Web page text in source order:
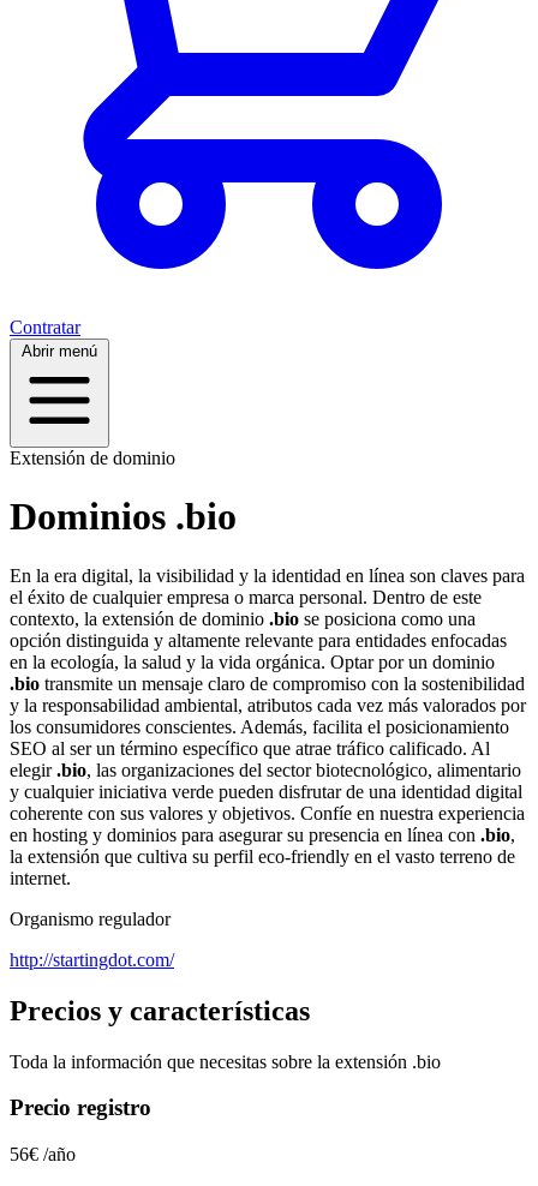
Contratar
Abrir menú
Extensión de dominio
Dominios .bio
En la era digital, la visibilidad y la identidad en línea son claves para
el éxito de cualquier empresa o marca personal. Dentro de este
contexto, la extensión de dominio .bio se posiciona como una
opción distinguida y altamente relevante para entidades enfocadas
en la ecología, la salud y la vida orgánica. Optar por un dominio
.bio transmite un mensaje claro de compromiso con la sostenibilidad
y la responsabilidad ambiental, atributos cada vez más valorados por
los consumidores conscientes. Además, facilita el posicionamiento
SEO al ser un término específico que atrae tráfico calificado. Al
elegir.bio, las organizaciones del sector biotecnológico, alimentario
y cualquier iniciativa verde pueden disfrutar de una identidad digital
coherente con sus valores y objetivos. Confíe en nuestra experiencia
en hosting y dominios para asegurar su presencia en línea con .bio,
la extensión que cultiva su perfil eco-friendly en el vasto terreno de
internet.
Organismo regulador
http://startingdot.com/
Precios y características
Toda la información que necesitas sobre la extensión .bio
Precio registro
56€ /año